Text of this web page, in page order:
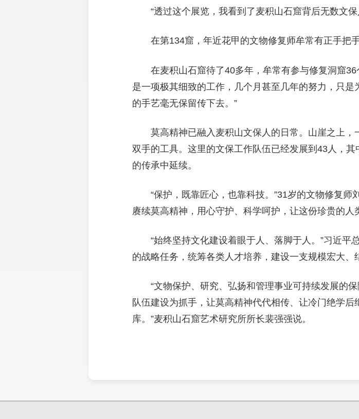
“透过这个展览，我看到了麦积山石窟背后无数文
在第134窟，年近花甲的文物修复师牟常有正手把
在麦积山石窟待了40多年，牟常有参与修复洞窟
是一项极其细致的工作，几个月甚至几年的努力，只
的手艺毫无保留传下去。”
莫高精神已融入麦积山文保人的日常。山崖之上
双手的工具。这里的文保工作队伍已经发展到43人，
的传承中延续。
“保护，既靠匠心，也靠科技。”31岁的文物修复师
赓续莫高精神，用心守护、科学呵护，让这份珍贵的人
“始终坚持文化建设着眼于人、落脚于人。”习近
的战略任务，统筹各类人才培养，建设一支规模宏大、
“文物保护、研究、弘扬和管理事业可持续发展的
队伍建设为抓手，让莫高精神代代相传、让冷门绝学
库。”麦积山石窟艺术研究所所长裴强强说。